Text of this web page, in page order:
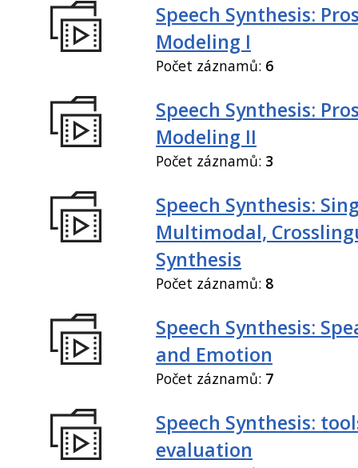
Speech Synthesis:
Modeling I
Počet záznamů: 6
Speech Synthesis:
Modeling II
Počet záznamů: 3
Speech Synthesis:
Multimodal,
Synthesis
Počet záznamů: 8
Speech Synthesis:
and Emotion
Počet záznamů: 7
Speech Synthesis:
evaluation